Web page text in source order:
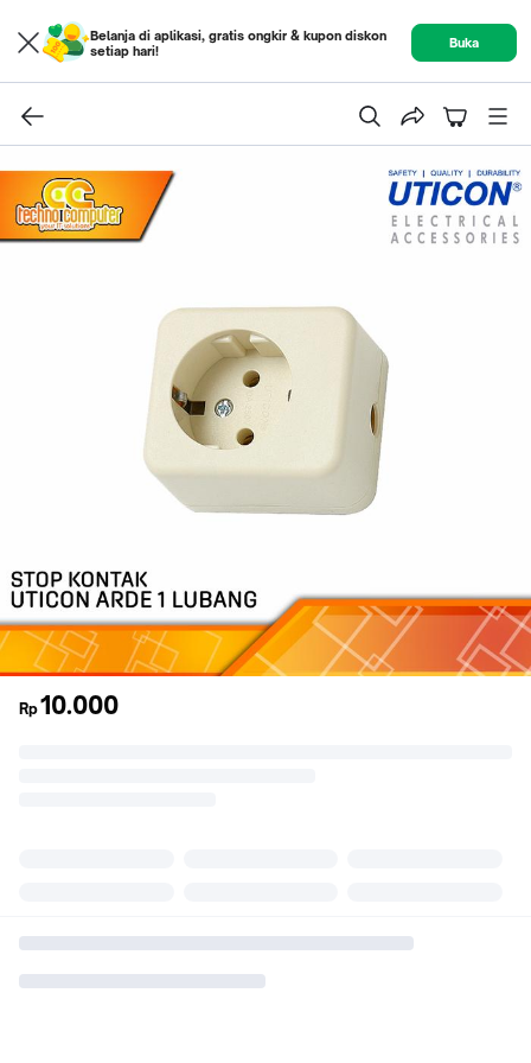
Belanja di aplikasi, gratis ongkir & kupon diskon
setiap hari!
Buka
Rp10.000